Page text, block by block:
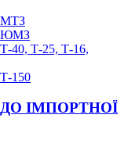
ЮМЗ
Т-25, Т-16,
150
ІМПОРТНОЇ